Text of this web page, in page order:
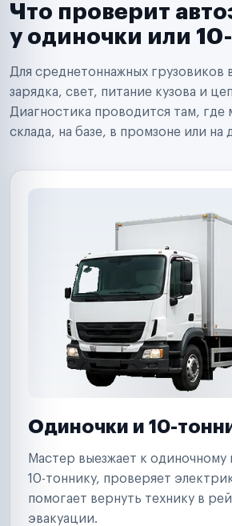
Автодилеры
Поставщики запчастей
Аренда спецтехники
Ремонт спецтехники
Ритейл-сети
Управляющие компании
Страховые компании
Что проверит
у одиночки или
Для среднетоннажных грузовиков
зарядка, свет, питание кузова и
Диагностика проводится там, где
склада, на базе, в промзоне или на
Одиночки и 10-
Мастер выезжает к одиночному
10-тоннику, проверяет
помогает вернуть технику в
эвакуации.